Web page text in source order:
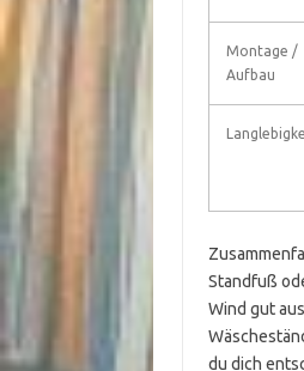
Montage /
Aufbau
Standfuß
Wind gut
du dich